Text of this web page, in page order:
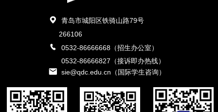
青岛市城阳区铁骑山路79号
266106
0532-86666668（招生办公室）
0532-86666827（接诉即办热线）
sie@qdc.edu.cn（国际学生咨询）